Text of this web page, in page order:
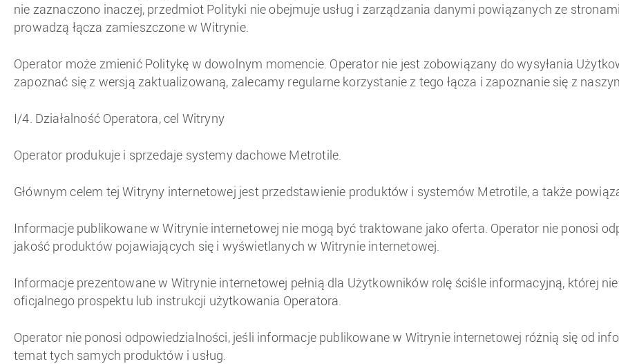
nie zaznaczono inaczej, przedmiot Polityki nie obejmuje usług i zarządzania danymi powiązanych ze
prowadzą łącza zamieszczone w Witrynie.
Operator może zmienić Politykę w dowolnym momencie. Operator nie jest zobowiązany do wysyłania
zapoznać się z wersją zaktualizowaną, zalecamy regularne korzystanie z tego łącza i zapoznanie się z
I/4. Działalność Operatora, cel Witryny
Operator produkuje i sprzedaje systemy dachowe Metrotile.
Głównym celem tej Witryny internetowej jest przedstawienie produktów i systemów Metrotile, a także
Informacje publikowane w Witrynie internetowej nie mogą być traktowane jako oferta. Operator nie ponosi
jakość produktów pojawiających się i wyświetlanych w Witrynie internetowej.
Informacje prezentowane w Witrynie internetowej pełnią dla Użytkowników rolę ściśle informacyjną, której
oficjalnego prospektu lub instrukcji użytkowania Operatora.
Operator nie ponosi odpowiedzialności, jeśli informacje publikowane w Witrynie internetowej różnią się od
temat tych samych produktów i usług.